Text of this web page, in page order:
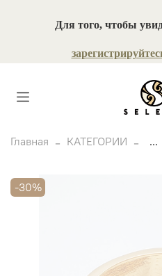
Для того, чтобы
Главная КАТЕГОРИИ ...
-30%